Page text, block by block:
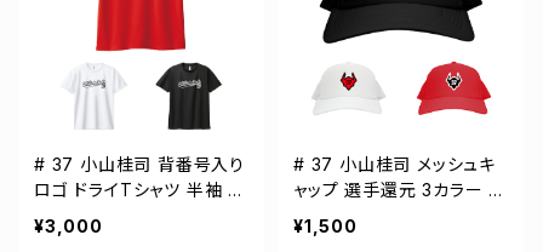
# 37 小山桂司 背番号入り
ロゴ ドライTシャツ 半袖 選
手還元 3カラー S-5Lサイズ
000300
¥3,000
# 37 小山桂司 メッシュキ
ャップ 選手還元 3カラー 0
00700
¥1,500